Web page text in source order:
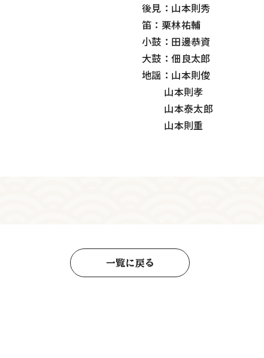
後見：山本則秀
笛：栗林祐輔
小鼓：田邊恭資
大鼓：佃良太郎
地謡：山本則俊
山本則孝
山本泰太郎
山本則重
一覧に戻る